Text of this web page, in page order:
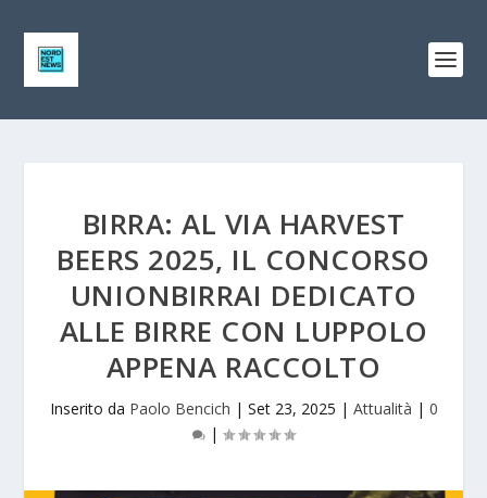
BIRRA: AL VIA HARVEST
BEERS 2025, IL CONCORSO
UNIONBIRRAI DEDICATO
ALLE BIRRE CON LUPPOLO
APPENA RACCOLTO
Inserito da Paolo Bencich | Set 23, 2025 | Attualità | 0
|